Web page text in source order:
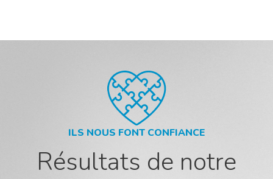
ILS NOUS FONT CONFIANCE
Résultats de notre